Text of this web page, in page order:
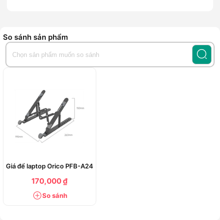
quả mà còn bảo vệ thiết bị và an toàn cho người sử dụng.
Tính năng nổi bật:
Khác với các loại dung dịch tẩy rửa thông thường, JRC sử
dụng công thức nano sinh học thân thiện với môi trường,
không gây kích ứng da, không bốc mùi độc hại, và đặc biệt
an toàn cho các thiết bị điện tử tinh xảo.
gian
Dung dịch không ăn mòn, không làm ố bề mặt, giữ nguyên
lớp phủ gốc của màn hình hoặc vỏ nhựa – đảm bảo thiết bị
luôn sáng sạch như mới dù sử dụng lâu dài.
So sánh sản phẩm
Giá để laptop Orico PFB-A24
170,000 ₫
So sánh